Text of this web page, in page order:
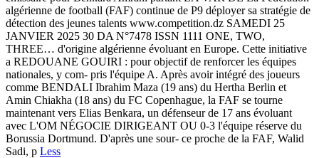
algérienne de football (FAF) continue de P9 déployer sa stratégie de
détection des jeunes talents www.competition.dz SAMEDI 25
JANVIER 2025 30 DA N°7478 ISSN 1111 ONE, TWO,
THREE… d'origine algérienne évoluant en Europe. Cette initiative
a REDOUANE GOUIRI : pour objectif de renforcer les équipes
nationales, y com- pris l'équipe A. Après avoir intégré des joueurs
comme BENDALI Ibrahim Maza (19 ans) du Hertha Berlin et
Amin Chiakha (18 ans) du FC Copenhague, la FAF se tourne
maintenant vers Elias Benkara, un défenseur de 17 ans évoluant
avec L'OM NÉGOCIE DIRIGEANT OU 0-3 l'équipe réserve du
Borussia Dortmund. D'après une sour- ce proche de la FAF, Walid
Sadi, p Less